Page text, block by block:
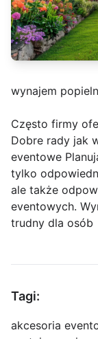
wynajem
Często firmy
Dobre rady jak
eventowe
tylko
ale także
eventowych.
trudny dla osób
Tagi:
akcesoria